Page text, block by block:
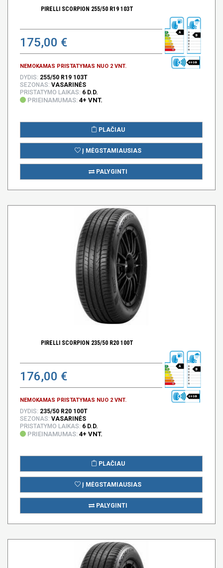
PIRELLI SCORPION 255/50 R19 103T
175,00 €
NEMOKAMAS PRISTATYMAS NUO 2 VNT.
A
B
69 DB
DYDIS: 255/50 R19 103T
SEZONAS: VASARINĖS
PRISTATYMO LAIKAS: 6 D.D.
PRIEINAMUMAS: 4+ VNT.
PLAČIAU
Į MĖGSTAMIAUSIAS
PALYGINTI
PIRELLI SCORPION 235/50 R20 100T
176,00 €
NEMOKAMAS PRISTATYMAS NUO 2 VNT.
A
B
69 DB
DYDIS: 235/50 R20 100T
SEZONAS: VASARINĖS
PRISTATYMO LAIKAS: 6 D.D.
PRIEINAMUMAS: 4+ VNT.
PLAČIAU
Į MĖGSTAMIAUSIAS
PALYGINTI